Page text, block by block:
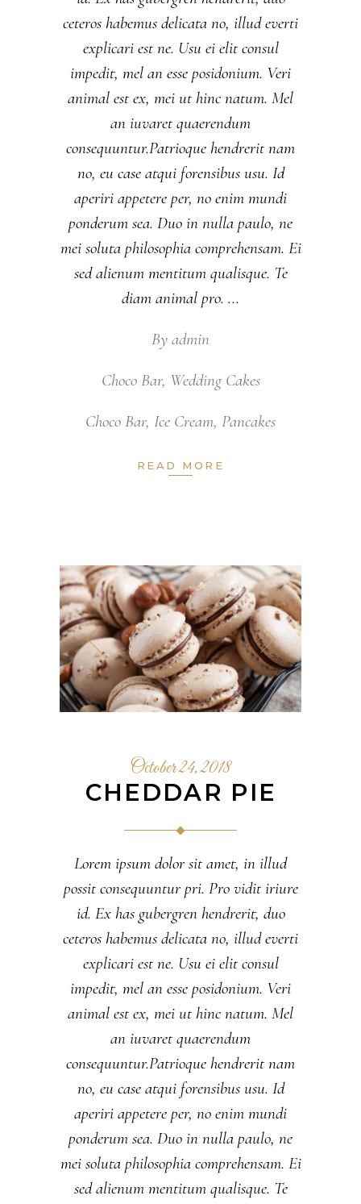
ceteros habemus delicata no, illud everti
explicari est ne. Usu ei elit consul
impedit, mel an esse posidonium. Veri
animal est ex, mei ut hinc natum. Mel
an iuvaret quaerendum
consequuntur.Patrioque hendrerit nam
no, eu case atqui forensibus usu. Id
aperiri appetere per, no enim mundi
ponderum sea. Duo in nulla paulo, ne
mei soluta philosophia comprehensam. Ei
sed alienum mentitum qualisque. Te
diam animal pro.
By admin
Choco Bar, Wedding Cakes
Choco Bar, Ice Cream, Pancakes
READ MORE
October 24, 2018
CHEDDAR PIE
Lorem ipsum dolor sit amet, in illud
possit consequuntur pri. Pro vidit iriure
id. Ex has gubergren hendrerit, duo
ceteros habemus delicata no, illud everti
explicari est ne. Usu ei elit consul
impedit, mel an esse posidonium. Veri
animal est ex, mei ut hinc natum. Mel
an iuvaret quaerendum
consequuntur.Patrioque hendrerit nam
no, eu case atqui forensibus usu. Id
aperiri appetere per, no enim mundi
ponderum sea. Duo in nulla paulo, ne
mei soluta philosophia comprehensam. Ei
sed alienum mentitum qualisque. Te